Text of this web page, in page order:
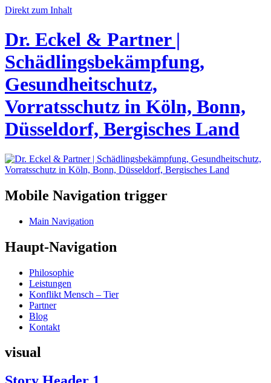
Direkt zum Inhalt
Dr. Eckel & Partner |
Schädlingsbekämpfung,
Gesundheitschutz,
Vorratsschutz in Köln, Bonn,
Düsseldorf, Bergisches Land
Mobile Navigation trigger
Main Navigation
Haupt-Navigation
Philosophie
Leistungen
Konflikt Mensch – Tier
Partner
Blog
Kontakt
visual